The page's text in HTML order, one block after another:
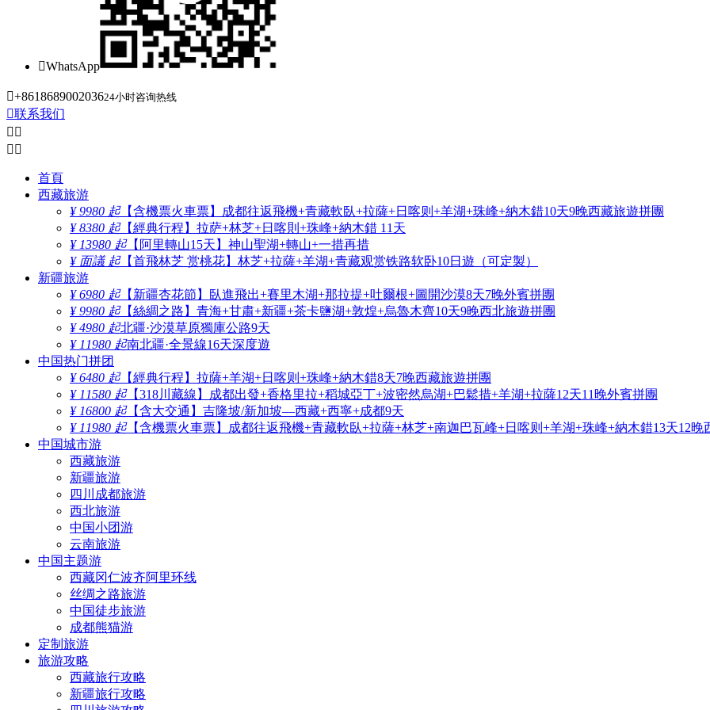
WhatsApp
+861868900203624小时咨询热线
联系我们
 
 
首頁
西藏旅游
¥ 9980 起【含機票火車票】成都往返飛機+青藏軟臥+拉薩+日喀则+羊湖+珠峰+納木錯10天9晚西藏旅遊拼團
¥ 8380 起【經典行程】拉萨+林芝+日喀則+珠峰+納木錯 11天
¥ 13980 起【阿里轉山15天】神山聖湖+轉山+一措再措
¥ 面議 起【首飛林芝 赏桃花】林芝+拉薩+羊湖+青藏观赏铁路软卧10日遊（可定製）
新疆旅游
¥ 6980 起【新疆杏花節】臥進飛出+賽里木湖+那拉提+吐爾根+圖開沙漠8天7晚外賓拼團
¥ 9980 起【絲綢之路】青海+甘肅+新疆+茶卡鹽湖+敦煌+烏魯木齊10天9晚西北旅遊拼團
¥ 4980 起北疆·沙漠草原獨庫公路9天
¥ 11980 起南北疆·全景線16天深度遊
中国热门拼团
¥ 6480 起【經典行程】拉薩+羊湖+日喀则+珠峰+納木錯8天7晚西藏旅遊拼團
¥ 11580 起【318川藏線】成都出發+香格里拉+稻城亞丁+波密然烏湖+巴鬆措+羊湖+拉薩12天11晚外賓拼團
¥ 16800 起【含大交通】吉隆坡/新加坡—西藏+西寧+成都9天
¥ 11980 起【含機票火車票】成都往返飛機+青藏軟臥+拉薩+林芝+南迦巴瓦峰+日喀则+羊湖+珠峰+納木錯13天12晚
中国城市游
西藏旅游
新疆旅游
四川成都旅游
西北旅游
中国小团游
云南旅游
中国主题游
西藏冈仁波齐阿里环线
丝绸之路旅游
中国徒步旅游
成都熊猫游
定制旅游
旅游攻略
西藏旅行攻略
新疆旅行攻略